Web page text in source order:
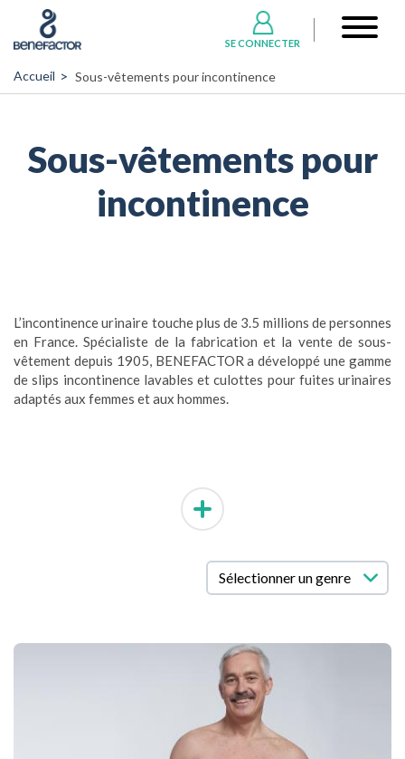
contenu
principal
account
SE CONNECTER
Accueil Sous-vêtements pour incontinence
Sous-vêtements pour
incontinence
L’incontinence urinaire touche plus de 3.5 millions de personnes
en France. Spécialiste de la fabrication et la vente de sous-
vêtement depuis 1905, BENEFACTOR a développé une gamme
de slips incontinence lavables et culottes pour fuites urinaires
adaptés aux femmes et aux hommes.